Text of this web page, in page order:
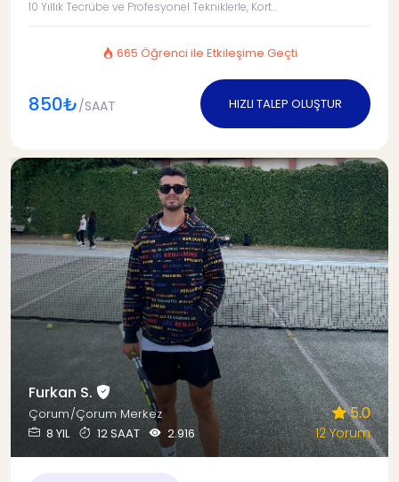
10 Yıllık Tecrübe ve Profesyonel Tekniklerle, Kort...
665 Öğrenci ile Etkileşime Geçti
850₺/SAAT HIZLI TALEP OLUŞTUR
Furkan S.
Çorum/Çorum Merkez
8 YIL
12 SAAT 2.916
5.0
12 Yorum